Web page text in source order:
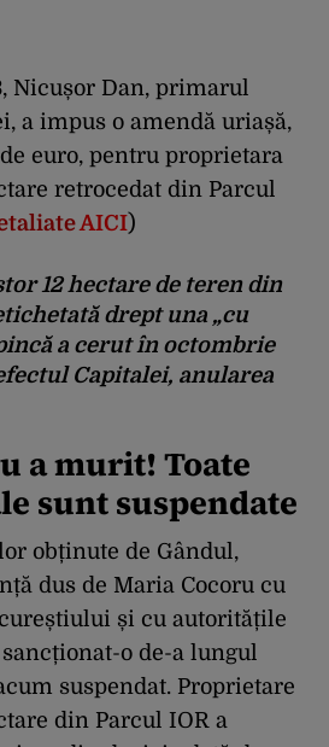
Nicușor Dan, primarul
a impus o amendă uriașă,
euro, pentru proprietara
retrocedat din Parcul
AICI)
12 hectare de teren din
drept una „cu
a cerut în octombrie
Capitalei, anularea
a murit! Toate
sunt suspendate
obținute de Gândul,
dus de Maria Cocoru cu
și cu autoritățile
o de-a lungul
suspendat. Proprietare
din Parcul IOR a